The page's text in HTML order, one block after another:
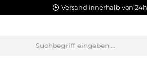
Versand innerhalb von 24h